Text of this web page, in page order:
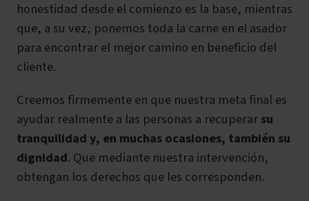
honestidad desde el comienzo es la base, mientras
que, a su vez, ponemos toda la carne en el asador
para encontrar el mejor camino en beneficio del
cliente.
Creemos firmemente en que nuestra meta final es
ayudar realmente a las personas a recuperarsu
tranquilidad y, en muchas ocasiones, también su
dignidad. Que mediante nuestra intervención,
obtengan los derechos que les corresponden.